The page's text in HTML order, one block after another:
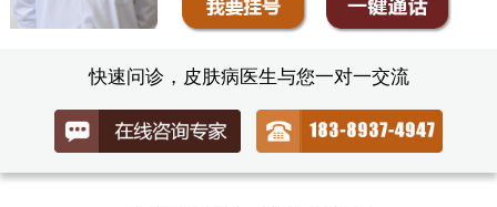
快速问诊，皮肤病医生与您一对一交流